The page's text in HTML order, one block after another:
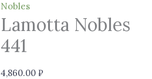
Nobles
Lamotta Nobles
441
4,860.00 ₽